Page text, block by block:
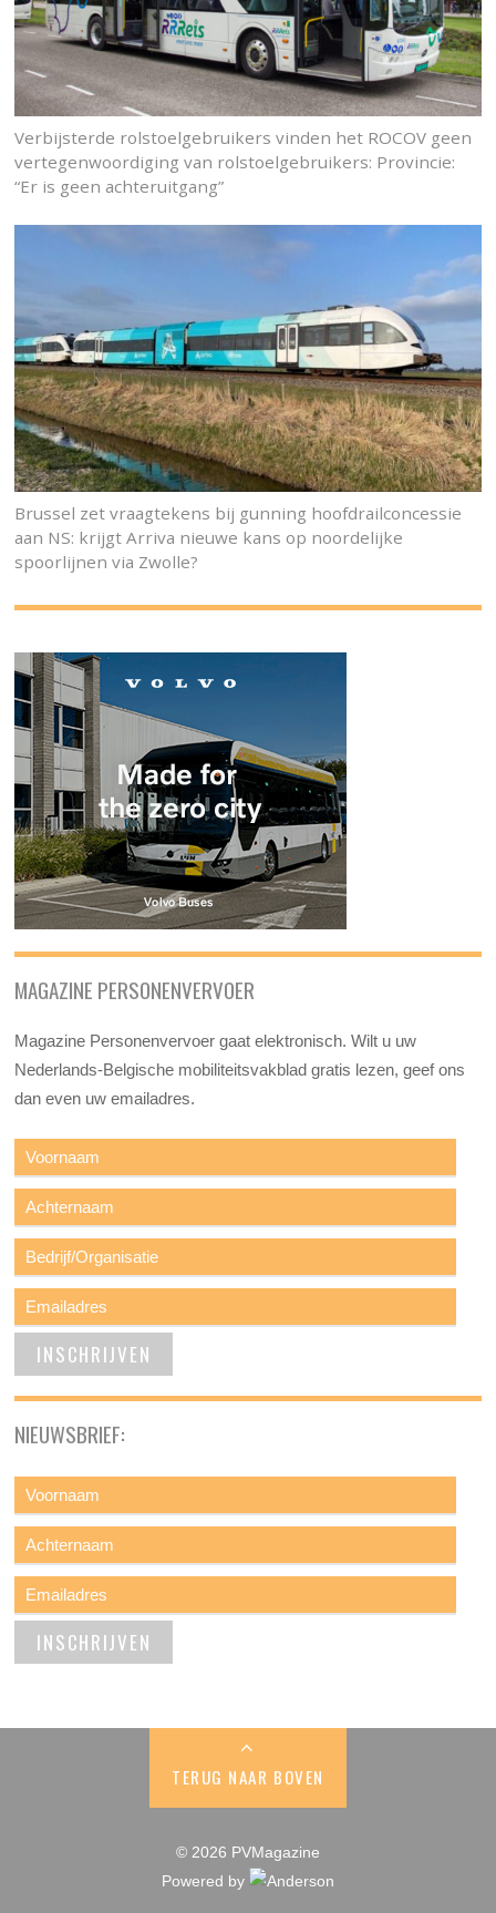
Verbijsterde rolstoelgebruikers vinden het ROCOV geen
vertegenwoordiging van rolstoelgebruikers: Provincie:
“Er is geen achteruitgang”
Brussel zet vraagtekens bij gunning hoofdrailconcessie
aan NS: krijgt Arriva nieuwe kans op noordelijke
spoorlijnen via Zwolle?
MAGAZINE PERSONENVERVOER
Magazine Personenvervoer gaat elektronisch. Wilt u uw
Nederlands-Belgische mobiliteitsvakblad gratis lezen, geef ons
dan even uw emailadres.
NIEUWSBRIEF:
TERUG NAAR BOVEN
© 2026 PVMagazine
Powered by